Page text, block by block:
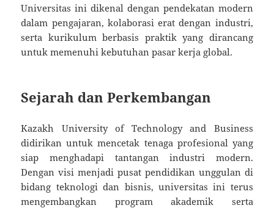
Universitas ini dikenal dengan pendekatan modern
dalam pengajaran, kolaborasi erat dengan industri,
serta kurikulum berbasis praktik yang dirancang
untuk memenuhi kebutuhan pasar kerja global.
Sejarah dan Perkembangan
Kazakh University of Technology and Business
didirikan untuk mencetak tenaga profesional yang
siap menghadapi tantangan industri modern.
Dengan visi menjadi pusat pendidikan unggulan di
bidang teknologi dan bisnis, universitas ini terus
mengembangkan program akademik serta